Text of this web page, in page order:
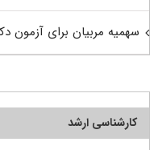
سهمیه مربیان برای آزمون
کارشناسی ارشد